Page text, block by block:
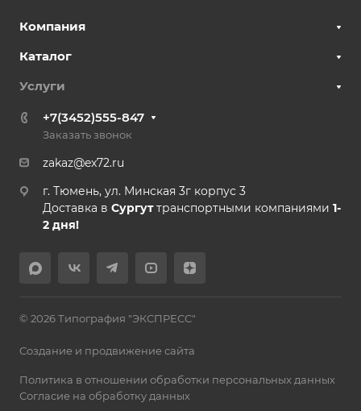
Компания
Каталог
Услуги
+7(3452)555-847
Заказать звонок
zakaz@ex72.ru
г. Тюмень, ул. Минская 3г корпус 3
Доставка в Сургуттранспортными компаниями 1-
2 дня!
© 2026 Типография "ЭКСПРЕСС"
Создание и продвижение сайта
Политика в отношении обработки персональных данных
Согласие на обработку данных